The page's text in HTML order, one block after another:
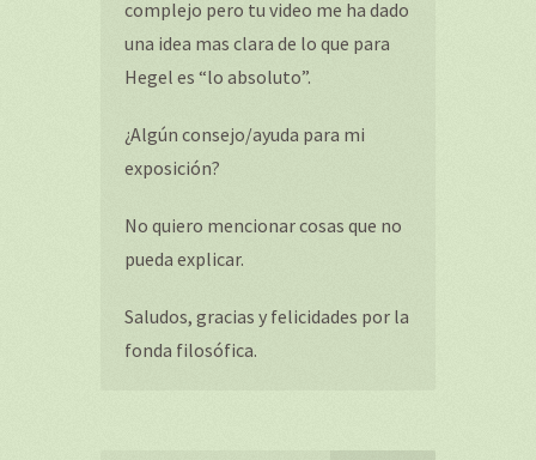
complejo pero tu video me ha dado
una idea mas clara de lo que para
Hegel es “lo absoluto”.
¿Algún consejo/ayuda para mi
exposición?
No quiero mencionar cosas que no
pueda explicar.
Saludos, gracias y felicidades por la
fonda filosófica.